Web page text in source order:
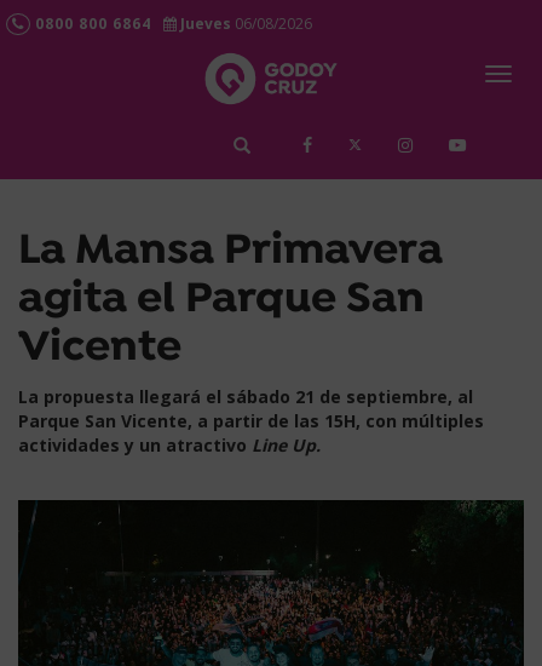
0800 800 6864 Jueves 06/08/2026
La Mansa Primavera
agita el Parque San
Vicente
La propuesta llegará el sábado 21 de septiembre, al
Parque San Vicente, a partir de las 15H, con múltiples
actividades y un atractivo Line Up.